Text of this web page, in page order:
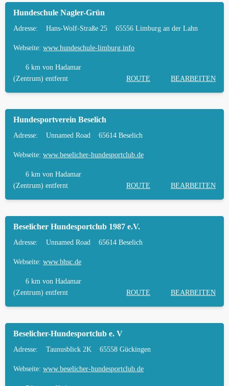
Hundeschule Nagler-Grün
Adresse: Hans-Wolf-Straße 25 65556 Limburg an der Lahn
Webseite: www.hundeschule-limburg.info
6 km von Hadamar
(Zentrum) entfernt
ROUTE BEARBEITEN
Hundesportverein Beselich
Adresse: Unnamed Road 65614 Beselich
Webseite: www.beselicher-hundesportclub.de
6 km von Hadamar
(Zentrum) entfernt
ROUTE BEARBEITEN
Beselicher Hundesportclub 1987 e.V.
Adresse: Unnamed Road 65614 Beselich
Webseite: www.bhsc.de
6 km von Hadamar
(Zentrum) entfernt
ROUTE BEARBEITEN
Beselicher-Hundesportclub e. V
Adresse: Taunusblick 2K 65558 Gückingen
Webseite: www.beselicher-hundesportclub.de